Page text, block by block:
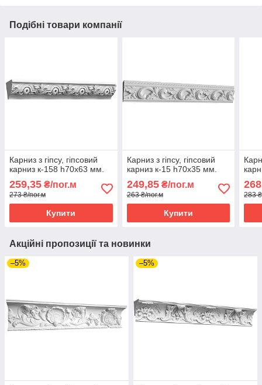
Подібні товари компанії
Карниз з гіпсу, гіпсовий
карниз к-158 һ70х63 мм.
259,35 ₴/пог.м
273 ₴/пог.м
Купити
Карниз з гіпсу, гіпсовий
карниз к-15 һ70х35 мм.
249,85₴/пог.м
263 ₴/пог.м
Купити
283
Акційні пропозиції та новинки
–5% –5%